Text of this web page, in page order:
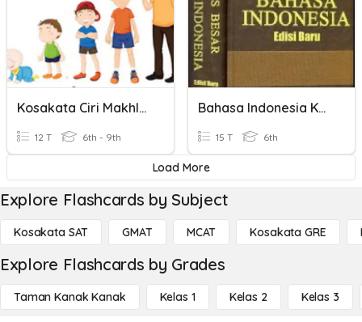
Kosakata Ciri Makhluk Hidup
12 T 6th - 9th
Bahasa Indonesia Kosakata Baku
15 T 6th
Load More
Explore Flashcards by Subject
Kosakata SAT GMAT MCAT Kosakata GRE
Explore Flashcards by Grades
Taman Kanak Kanak Kelas 1 Kelas 2 Kelas 3